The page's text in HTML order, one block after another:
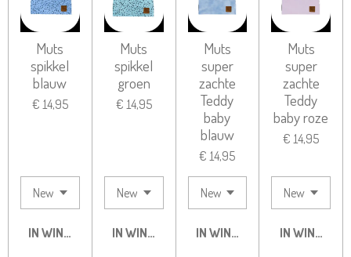
Muts
spikkel
blauw
€ 14,95
IN WINKELWAGEN
Muts
spikkel
groen
€ 14,95
IN WINKELWAGEN
Muts
super
zachte
Teddy
baby
blauw
€ 14,95
IN WINKELWAGEN
Muts
super
zachte
Teddy
baby roze
€ 14,95
IN